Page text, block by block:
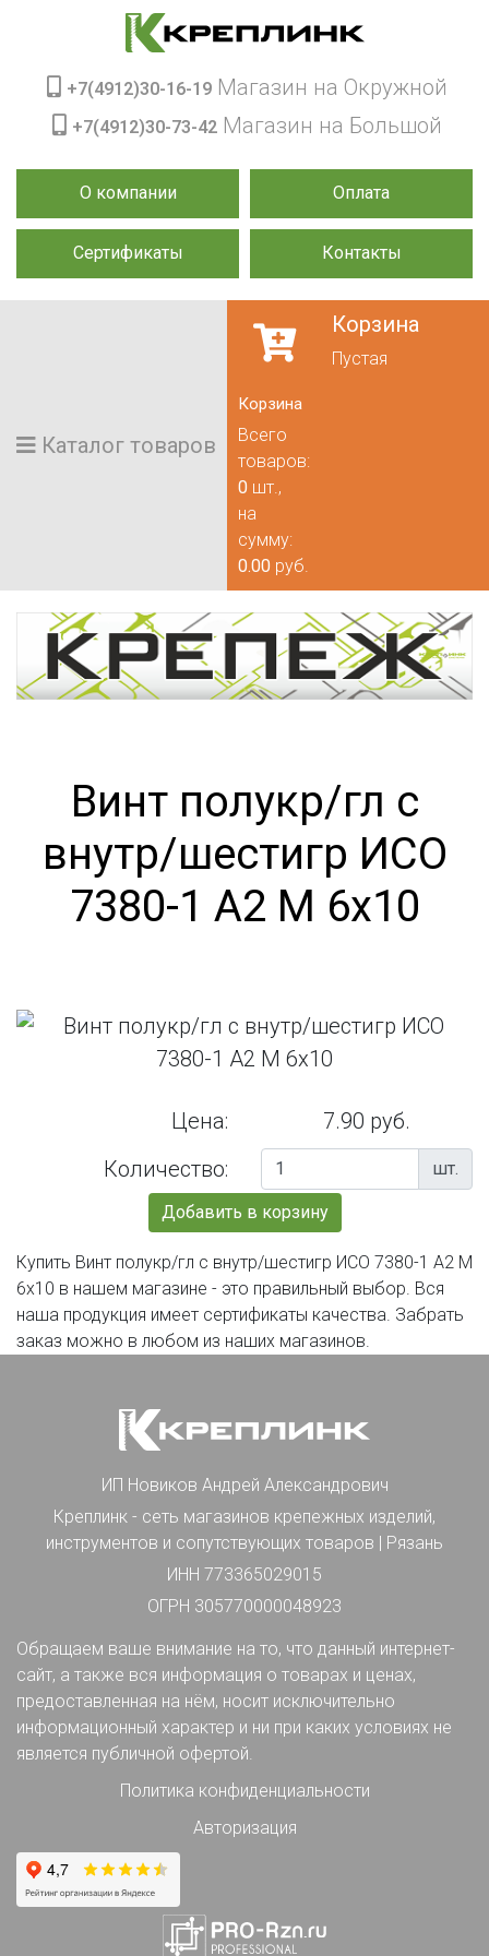
О компании Оплата
Сертификаты Контакты
+7(4912)30-16-19 Магазин на Окружной
+7(4912)30-73-42 Магазин на Большой
Каталог товаров
Корзина
Пустая
Корзина
Всего
товаров:
0 шт.,
на
сумму:
0.00 руб.
Винт полукр/гл с
внутр/шестигр ИСО
7380-1 А2 М 6х10
Цена:
7.90 руб.
Количество:
шт.
Добавить в корзину
Купить Винт полукр/гл с внутр/шестигр ИСО 7380-1 А2 М
6х10 в нашем магазине - это правильный выбор. Вся
наша продукция имеет сертификаты качества. Забрать
заказ можно в любом из наших магазинов.
ИП Новиков Андрей Александрович
Креплинк - сеть магазинов крепежных изделий,
инструментов и сопутствующих товаров | Рязань
ИНН 773365029015
ОГРН 305770000048923
Обращаем ваше внимание на то, что данный интернет-
сайт, а также вся информация о товарах и ценах,
предоставленная на нём, носит исключительно
информационный характер и ни при каких условиях не
является публичной офертой.
Политика конфиденциальности
Авторизация